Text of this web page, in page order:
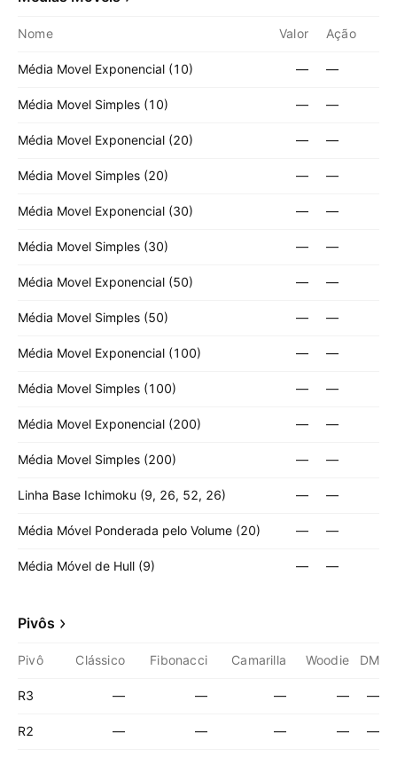
Nome Valor Ação
Média Movel Exponencial (10) — —
Média Movel Simples (10) — —
Média Movel Exponencial (20) — —
Média Movel Simples (20) — —
Média Movel Exponencial (30) — —
Média Movel Simples (30) — —
Média Movel Exponencial (50) — —
Média Movel Simples (50) — —
Média Movel Exponencial (100) — —
Média Movel Simples (100) — —
Média Movel Exponencial (200) — —
Média Movel Simples (200) — —
Linha Base Ichimoku (9, 26, 52, 26) — —
Média Móvel Ponderada pelo Volume (20) — —
Média Móvel de Hull (9) — —
Pivôs
Pivô Clássico Fibonacci Camarilla Woodie DM
R3 — — — — —
R2 — — — — —